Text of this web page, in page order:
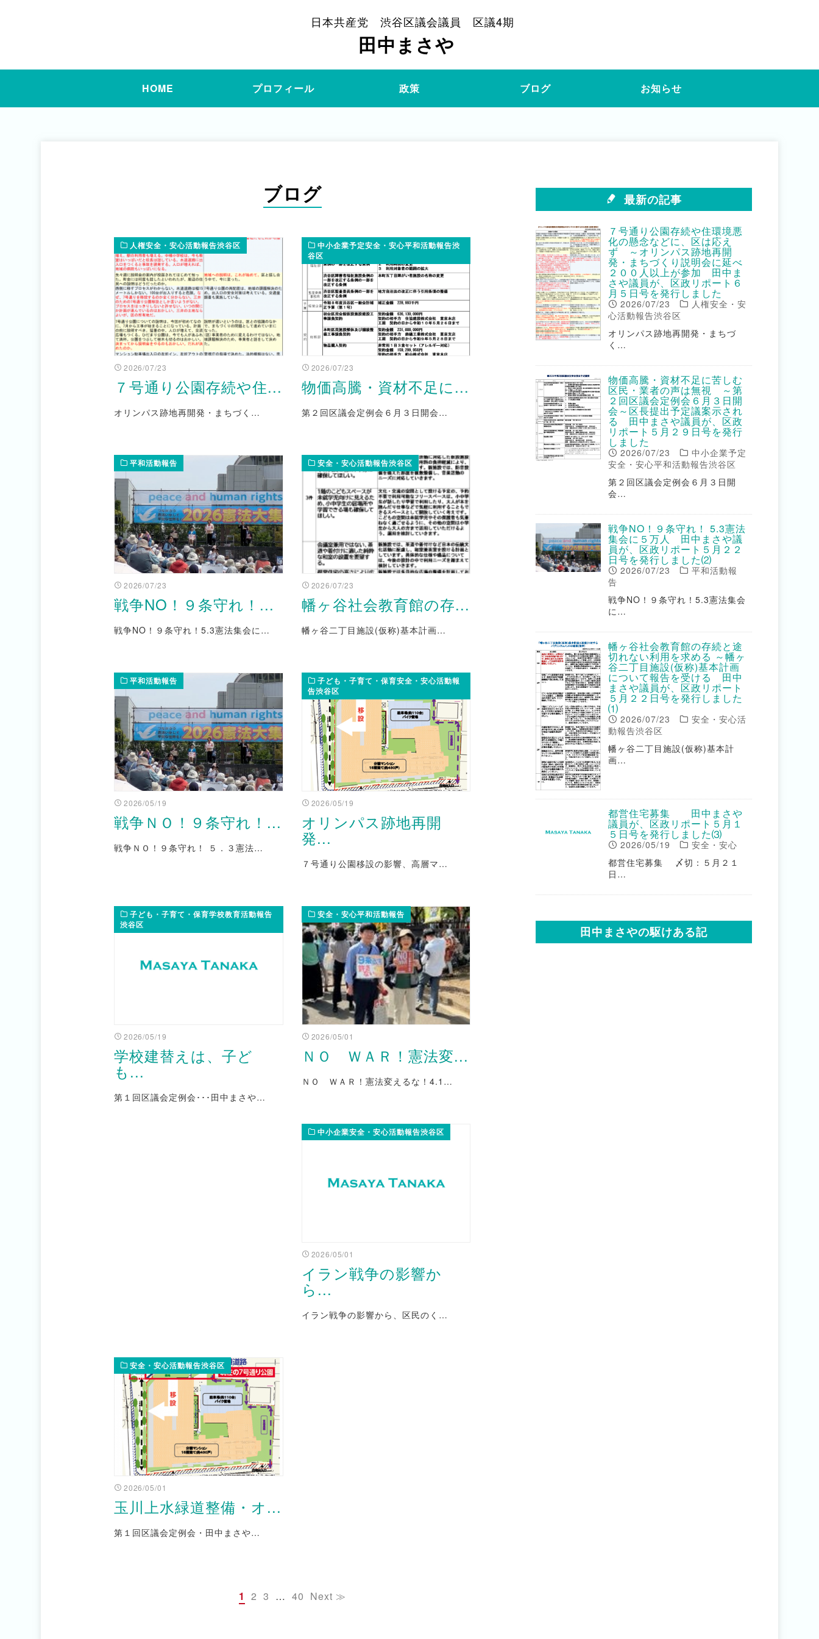
日本共産党 渋谷区議会議員 区議4期
田中まさや
HOME プロフィール 政策 ブログ お知らせ
ブログ
人権安全・安心活動報告渋谷区
2026/07/23
７号通り公園存続や住...
オリンパス跡地再開発・まちづく…
中小企業予定安全・安心平和活動報告渋
谷区
2026/07/23
物価高騰・資材不足に...
第２回区議会定例会６月３日開会…
平和活動報告
2026/07/23
戦争NO！９条守れ！...
戦争NO！９条守れ！5.3憲法集会に…
安全・安心活動報告渋谷区
2026/07/23
幡ヶ谷社会教育館の存...
幡ヶ谷二丁目施設(仮称)基本計画…
平和活動報告
2026/05/19
戦争ＮＯ！９条守れ！...
戦争ＮＯ！９条守れ！ ５．３憲法…
子ども・子育て・保育安全・安心活動報
告渋谷区
2026/05/19
オリンパス跡地再開
発...
７号通り公園移設の影響、高層マ…
子ども・子育て・保育学校教育活動報告
渋谷区
2026/05/19
学校建替えは、子ど
も...
第１回区議会定例会･･･田中まさや…
安全・安心平和活動報告
2026/05/01
ＮＯ ＷＡＲ！憲法変...
ＮＯ ＷＡＲ！憲法変えるな！4.1…
中小企業安全・安心活動報告渋谷区
2026/05/01
イラン戦争の影響か
ら...
イラン戦争の影響から、区民のく…
安全・安心活動報告渋谷区
2026/05/01
玉川上水緑道整備・オ...
第１回区議会定例会・田中まさや…
1 2 3 … 40 Next ≫
最新の記事
７号通り公園存続や住環境悪
化の懸念などに、区は応え
ず ～オリンパス跡地再開
発・まちづくり説明会に延べ
２００人以上が参加 田中ま
さや議員が、区政リポート６
月５日号を発行しました
2026/07/23
人権安全・安
心活動報告渋谷区
オリンパス跡地再開発・まちづ
く…
物価高騰・資材不足に苦しむ
区民・業者の声は無視 ～第
２回区議会定例会６月３日開
会～区長提出予定議案示され
る 田中まさや議員が、区政
リポート５月２９日号を発行
しました
2026/07/23
中小企業予定
安全・安心平和活動報告渋谷区
第２回区議会定例会６月３日開
会…
戦争NO！９条守れ！ 5.3憲法
集会に５万人 田中まさや議
員が、区政リポート５月２２
日号を発行しました⑵
2026/07/23
平和活動報
告
戦争NO！９条守れ！5.3憲法集会
に…
幡ヶ谷社会教育館の存続と途
切れない利用を求める ～幡ヶ
谷二丁目施設(仮称)基本計画
について報告を受ける 田中
まさや議員が、区政リポート
５月２２日号を発行しました
⑴
2026/07/23
安全・安心活
動報告渋谷区
幡ヶ谷二丁目施設(仮称)基本計
画…
都営住宅募集 田中まさや
議員が、区政リポート５月１
５日号を発行しました⑶
2026/05/19
安全・安心
都営住宅募集 〆切：５月２１
日…
田中まさやの駆けある記